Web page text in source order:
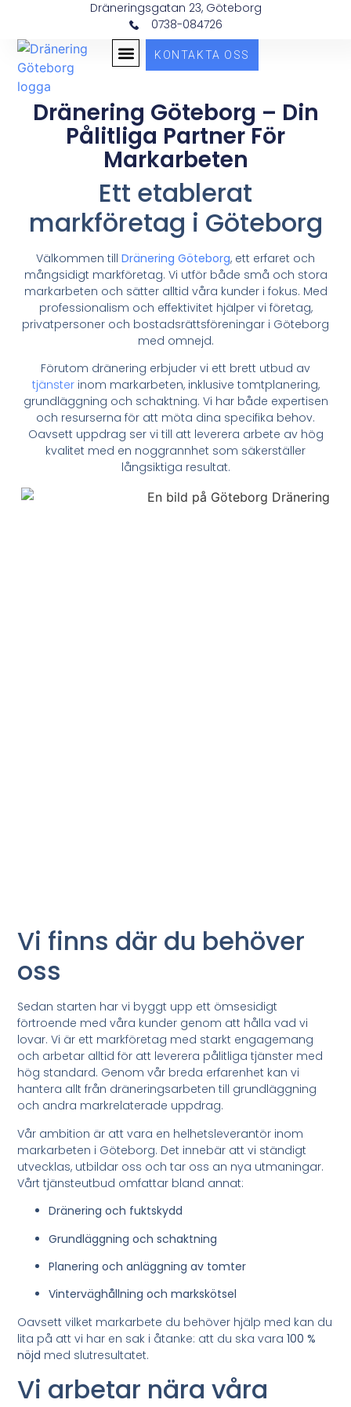
Dräneringsgatan 23, Göteborg
0738-084726
KONTAKTA OSS
Dränering Göteborg – Din
Pålitliga Partner För
Markarbeten
Ett etablerat
markföretag i Göteborg
Välkommen till Dränering Göteborg, ett erfaret och
mångsidigt markföretag. Vi utför både små och stora
markarbeten och sätter alltid våra kunder i fokus. Med
professionalism och effektivitet hjälper vi företag,
privatpersoner och bostadsrättsföreningar i Göteborg
med omnejd.
Förutom dränering erbjuder vi ett brett utbud av
tjänsterinom markarbeten, inklusive tomtplanering,
grundläggning och schaktning. Vi har både expertisen
och resurserna för att möta dina specifika behov.
Oavsett uppdrag ser vi till att leverera arbete av hög
kvalitet med en noggrannhet som säkerställer
långsiktiga resultat.
Vi finns där du behöver
oss
Sedan starten har vi byggt upp ett ömsesidigt
förtroende med våra kunder genom att hålla vad vi
lovar. Vi är ett markföretag med starkt engagemang
och arbetar alltid för att leverera pålitliga tjänster med
hög standard. Genom vår breda erfarenhet kan vi
hantera allt från dräneringsarbeten till grundläggning
och andra markrelaterade uppdrag.
Vår ambition är att vara en helhetsleverantör inom
markarbeten i Göteborg. Det innebär att vi ständigt
utvecklas, utbildar oss och tar oss an nya utmaningar.
Vårt tjänsteutbud omfattar bland annat:
Dränering och fuktskydd
Grundläggning och schaktning
Planering och anläggning av tomter
Vinterväghållning och markskötsel
Oavsett vilket markarbete du behöver hjälp med kan du
lita på att vi har en sak i åtanke: att du ska vara100 %
nöjd med slutresultatet.
Vi arbetar nära våra